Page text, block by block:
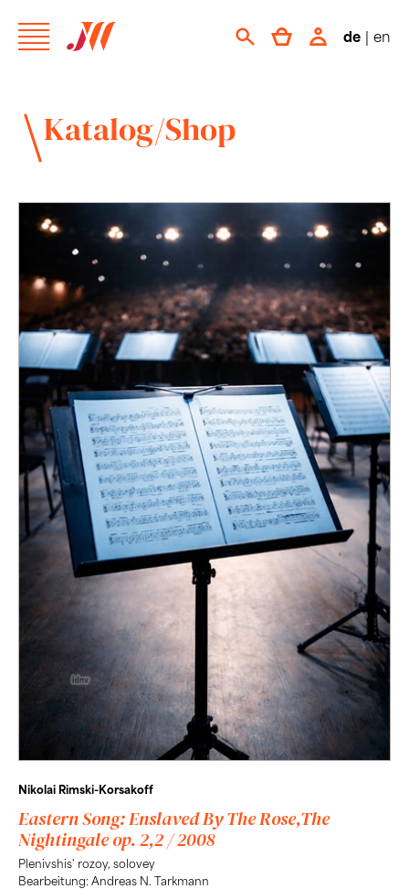
de | en
Katalog/Shop
Nikolai Rimski-Korsakoff
Eastern Song: Enslaved By The Rose,The
Nightingale op. 2,2 / 2008
Plenivshis' rozoy, solovey
Bearbeitung: Andreas N. Tarkmann